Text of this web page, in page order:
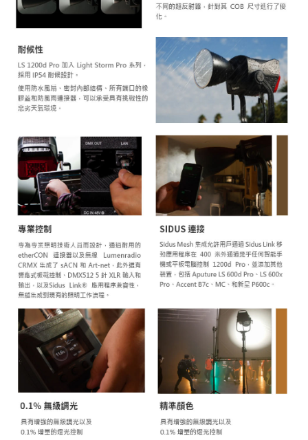
https://aftee.tw/terms/#terms3
３．未成年的使用者請事先徵得法定代理人或監護人之同意方可使用
「AFTEE先享後付」，若未經同意申辦者引起之損失，本公司不負相關責
４．使用「AFTEE先享後付」時，將依據個別帳號之用戶狀況，依本公司即
時審查核予不同之上限額度；若仍有額度不足之情形，本公司將視審查結果
請求用戶進行身份認證。
５．嚴禁一人註冊多個帳號或使用他人資訊註冊。若發現惡意使用之情形，
恩沛科技股份有限公司將有權停止該用戶之使用額度並採取法律行動。